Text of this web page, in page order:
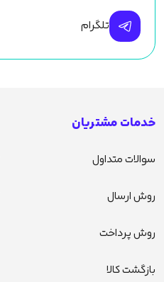
تلگرام
خدمات مشتریان
سوالات متداول
روش ارسال
روش پرداخت
بازگشت کالا